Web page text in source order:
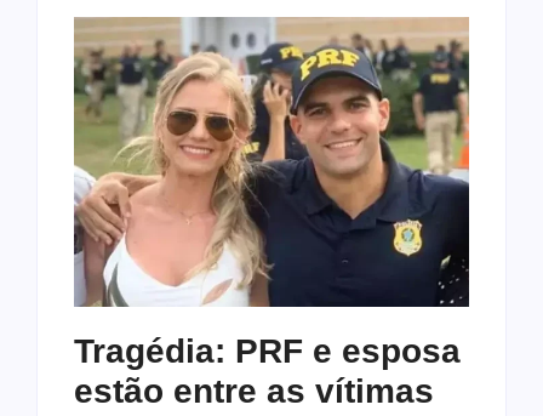
Tragédia: PRF e esposa
estão entre as vítimas